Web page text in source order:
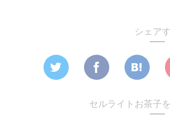
シェア
セルライトお茶子